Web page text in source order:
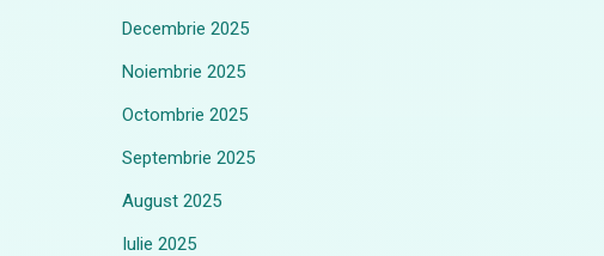
Decembrie 2025
Noiembrie 2025
Octombrie 2025
Septembrie 2025
August 2025
Iulie 2025